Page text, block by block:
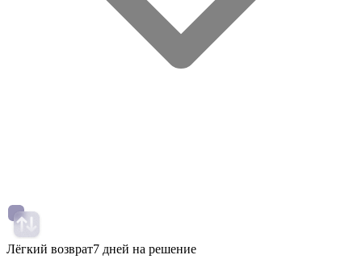
Лёгкий возврат7 дней на решение